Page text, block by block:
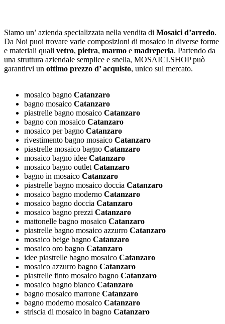
Siamo un’ azienda specializzata nella vendita di Mosaici d’arredo.
Da Noi puoi trovare varie composizioni di mosaico in diverse forme
e materiali quali vetro, pietra, marmo e madreperla. Partendo da
una struttura aziendale semplice e snella, MOSAICI.SHOP può
garantirvi un ottimo prezzo d’ acquisto, unico sul mercato.
mosaico bagno Catanzaro
bagno mosaico Catanzaro
piastrelle bagno mosaico Catanzaro
bagno con mosaico Catanzaro
mosaico per bagno Catanzaro
rivestimento bagno mosaico Catanzaro
piastrelle mosaico bagno Catanzaro
mosaico bagno idee Catanzaro
mosaico bagno outletCatanzaro
bagno in mosaico Catanzaro
piastrelle bagno mosaico doccia Catanzaro
mosaico bagno moderno Catanzaro
mosaico bagno doccia Catanzaro
mosaico bagno prezzi Catanzaro
mattonelle bagno mosaico Catanzaro
piastrelle bagno mosaico azzurro Catanzaro
mosaico beige bagno Catanzaro
mosaico oro bagno Catanzaro
idee piastrelle bagno mosaico Catanzaro
mosaico azzurro bagno Catanzaro
piastrelle finto mosaico bagno Catanzaro
mosaico bagno bianco Catanzaro
bagno mosaico marrone Catanzaro
bagno moderno mosaico Catanzaro
striscia di mosaico in bagno Catanzaro